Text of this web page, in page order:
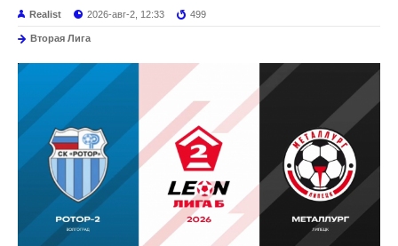
Realist 2026-авг-2, 12:33 499
Вторая Лига